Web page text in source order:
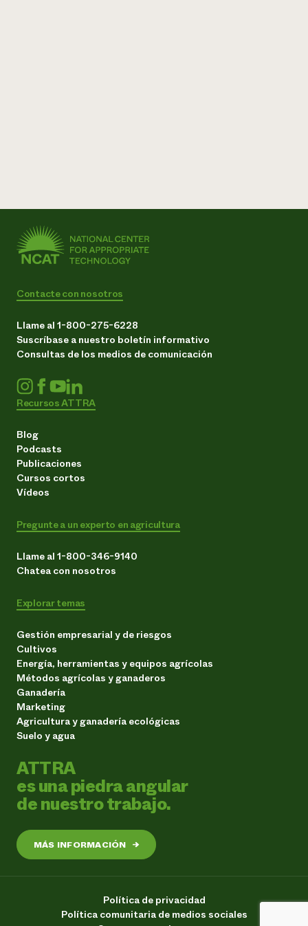
Contacte con nosotros
Llame al 1-800-275-6228
Suscríbase a nuestro boletín informativo
Consultas de los medios de comunicación
Recursos ATTRA
Blog
Podcasts
Publicaciones
Cursos cortos
Vídeos
Pregunte a un experto en agricultura
Llame al 1-800-346-9140
Chatea con nosotros
Explorar temas
Gestión empresarial y de riesgos
Cultivos
Energía, herramientas y equipos agrícolas
Métodos agrícolas y ganaderos
Ganadería
Marketing
Agricultura y ganadería ecológicas
Suelo y agua
ATTRA
es una piedra angular
de nuestro trabajo.
MÁS INFORMACIÓN →
Política de privacidad
Política comunitaria de medios sociales